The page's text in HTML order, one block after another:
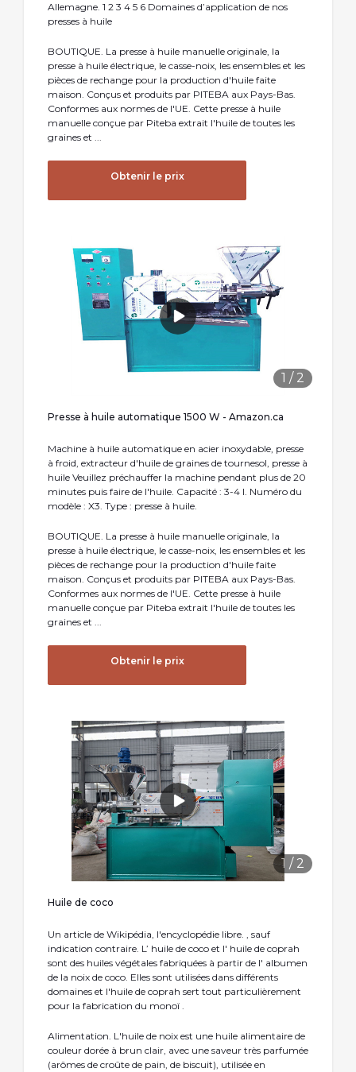
Allemagne. 1 2 3 4 5 6 Domaines d’application de nos
presses à huile
BOUTIQUE. La presse à huile manuelle originale, la
presse à huile électrique, le casse-noix, les ensembles et les
pièces de rechange pour la production d'huile faite
maison. Conçus et produits par PITEBA aux Pays-Bas.
Conformes aux normes de l'UE. Cette presse à huile
manuelle conçue par Piteba extrait l'huile de toutes les
graines et ...
Obtenir le prix
1 / 2
Presse à huile automatique 1500 W - Amazon.ca
Machine à huile automatique en acier inoxydable, presse
à froid, extracteur d'huile de graines de tournesol, presse à
huile Veuillez préchauffer la machine pendant plus de 20
minutes puis faire de l'huile. Capacité : 3-4 l. Numéro du
modèle : X3. Type : presse à huile.
BOUTIQUE. La presse à huile manuelle originale, la
presse à huile électrique, le casse-noix, les ensembles et les
pièces de rechange pour la production d'huile faite
maison. Conçus et produits par PITEBA aux Pays-Bas.
Conformes aux normes de l'UE. Cette presse à huile
manuelle conçue par Piteba extrait l'huile de toutes les
graines et ...
Obtenir le prix
1 / 2
Huile de coco
Un article de Wikipédia, l'encyclopédie libre. , sauf
indication contraire. L’ huile de coco et l' huile de coprah
sont des huiles végétales fabriquées à partir de l' albumen
de la noix de coco. Elles sont utilisées dans différents
domaines et l'huile de coprah sert tout particulièrement
pour la fabrication du monoï .
Alimentation. L'huile de noix est une huile alimentaire de
couleur dorée à brun clair, avec une saveur très parfumée
(arômes de croûte de pain, de biscuit), utilisée en